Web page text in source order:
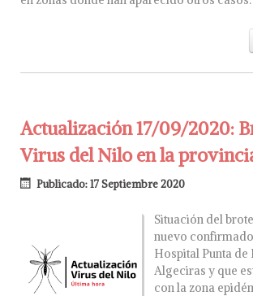
Actualización 17/09/2020:
Virus del Nilo en la
Publicado: 17 Septiembre 2020
Situación del
nuevo
Hospital Punta de
Algeciras y que
con la zona